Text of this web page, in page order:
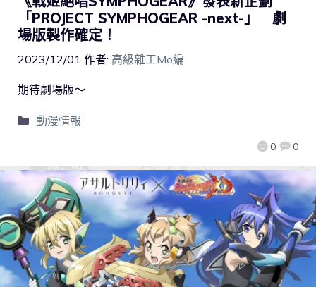
「PROJECT SYMPHOGEAR -next-」 劇
場版製作確定！
2023/12/01 作者: 高級雜工Mo編
0 0
期待劇場版～
動漫情報